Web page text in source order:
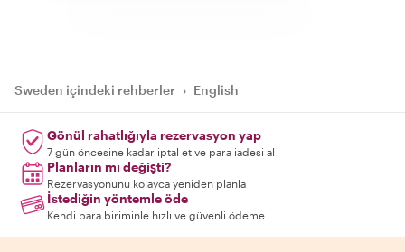
Sweden içindeki rehberler › English
Gönül rahatlığıyla rezervasyon yap
7 gün öncesine kadar iptal et ve para iadesi al
Planların mı değişti?
Rezervasyonunu kolayca yeniden planla
İstediğin yöntemle öde
Kendi para biriminle hızlı ve güvenli ödeme